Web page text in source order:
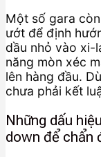
Một số gara
ướt để định
dầu nhỏ vào xi-
năng mòn xéc
lên hàng đầu.
chưa phải kết
Những dấu
down để chẩn